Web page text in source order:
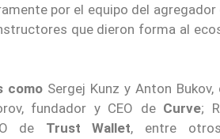
por el equipo del
que dieron forma al
como Sergej Kunz y Anton
fundador y CEO de Curve;
de Trust Wallet, entre